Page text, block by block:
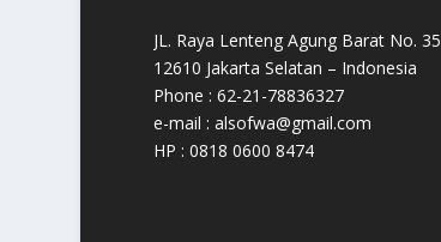
JL. Raya Lenteng Agung Barat No. 35
12610 Jakarta Selatan – Indonesia
Phone : 62-21-78836327
e-mail : alsofwa@gmail.com
HP : 0818 0600 8474